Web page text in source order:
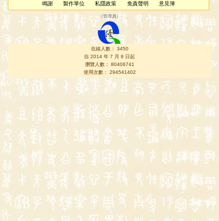
鳴謝
製作單位 私隱政策 免責聲明 意見簿
（管理員 ）
在線人數： 3450
自 2014 年 7 月 8 日起
瀏覽人數： 80406741
使用次數： 294541402